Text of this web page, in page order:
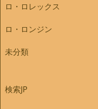
ロ・ロレックス
ロ・ロンジン
未分類
検索JP